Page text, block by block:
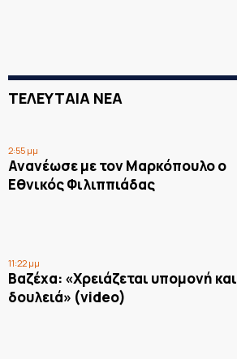
ΤΕΛΕΥΤΑΙΑ ΝΕΑ
2:55 μμ
Ανανέωσε με τον Μαρκόπουλο ο
Εθνικός Φιλιππιάδας
11:22 μμ
Βαζέχα: «Χρειάζεται υπομονή και
δουλειά» (video)